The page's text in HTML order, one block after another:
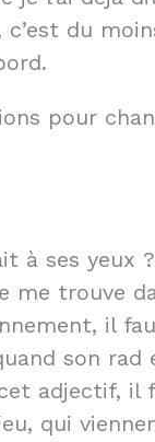
du
pour
à ses yeux
me trouve
il
son rad
adjectif, il
qui